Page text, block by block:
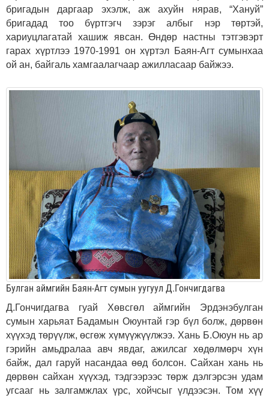
бригадын даргаар эхэлж, аж ахуйн нярав, “Хануй”
бригадад тоо бүртгэгч зэрэг албыг нэр төртэй,
хариуцлагатай хашиж явсан. Өндөр настны тэтгэвэрт
гарах хүртлээ 1970-1991 он хүртэл Баян-Агт сумынхаа
ой ан, байгаль хамгаалагчаар ажилласаар байжээ.
Булган аймгийн Баян-Агт сумын уугуул Д.Гончигдагва
Д.Гончигдагва гуай Хөвсгөл аймгийн Эрдэнэбулган
сумын харьяат Бадамын Оюунтай гэр бүл болж, дөрвөн
хүүхэд төрүүлж, өсгөж хүмүүжүүлжээ. Хань Б.Оюун нь ар
гэрийн амьдралаа авч явдаг, ажилсаг хөдөлмөрч хүн
байж, дал гаруй насандаа өөд болсон. Сайхан хань нь
дөрвөн сайхан хүүхэд, тэдгээрээс төрж дэлгэрсэн удам
угсааг нь залгамжлах үрс, хойчсыг үлдээсэн. Том хүү